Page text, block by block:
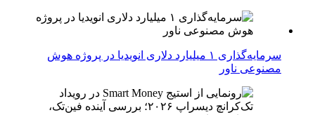
سرمایه‌گذاری ۱ میلیارد دلاری انویدیا در پروژه هوش
مصنوعی ناور